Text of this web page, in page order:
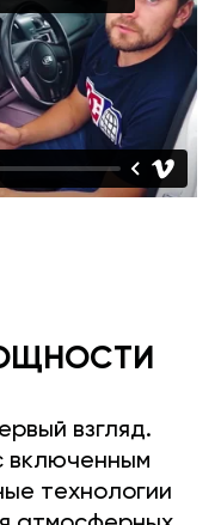
взгляд.
включенным
технологии